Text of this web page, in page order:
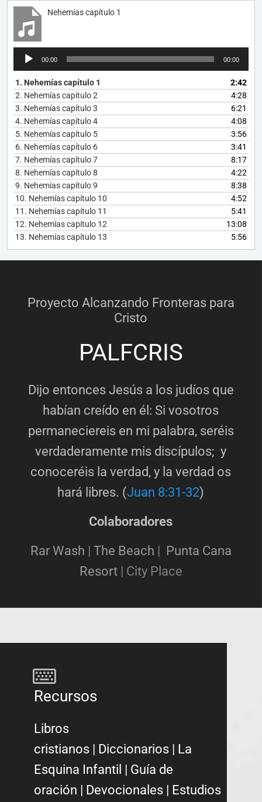
Nehemías capítulo 1
Reproductor
00:00 00:00
1. Nehemías capítulo 1
2:42
2. Nehemías capítulo 2
4:28
3. Nehemías capítulo 3
6:21
4. Nehemías capítulo 4
4:08
5. Nehemías capítulo 5
3:56
6. Nehemías capítulo 6
3:41
7. Nehemías capítulo 7
8:17
8. Nehemías capítulo 8
4:22
9. Nehemías capítulo 9
8:38
10. Nehemías capítulo 10
4:52
11. Nehemías capítulo 11
5:41
12. Nehemías capítulo 12
13:08
13. Nehemías capítulo 13 5:56
Proyecto Alcanzando Fronteras para
Cristo
PALFCRIS
Dijo entonces Jesús a los judíos que
habían creído en él: Si vosotros
permaneciereis en mi palabra, seréis
verdaderamente mis discípulos; y
conoceréis la verdad, y la verdad os
hará libres. (Juan 8:31-32)
Colaboradores
Rar Wash | The Beach | Punta Cana
Resort| City Place
Recursos
Libros
cristianos | Diccionarios | La
Esquina Infantil | Guía de
oración | Devocionales | Estudios